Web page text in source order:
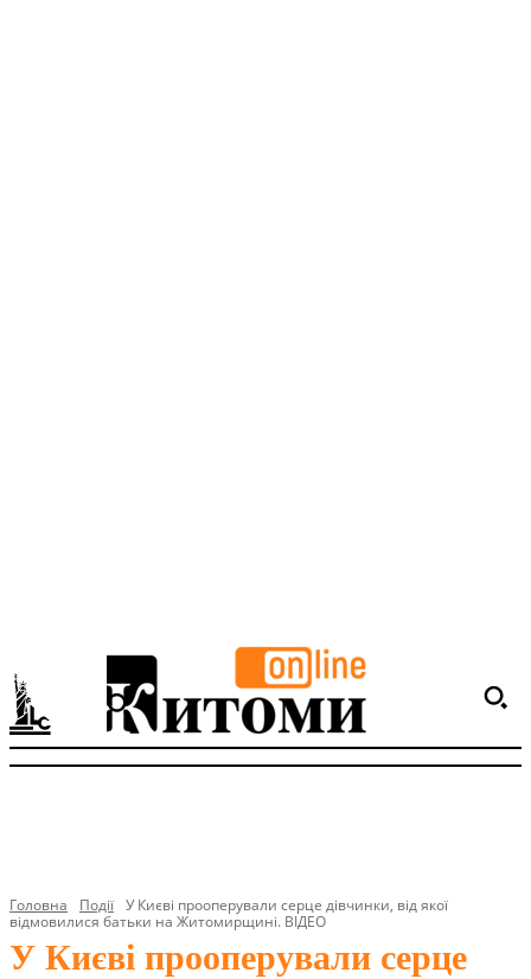
Головна Події У Києві прооперували серце дівчинки, від якої
відмовилися батьки на Житомирщині. ВІДЕО
У Києві прооперували серце